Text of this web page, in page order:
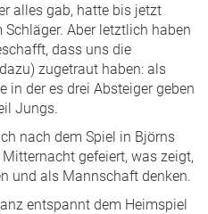
alles gab, hatte bis jetzt
Aber letztlich haben
dass uns die
zugetraut haben: als
in der es drei Absteiger geben
Jungs.
nach dem Spiel in Björns
gefeiert, was zeigt,
und als Mannschaft denken.
entspannt dem Heimspiel